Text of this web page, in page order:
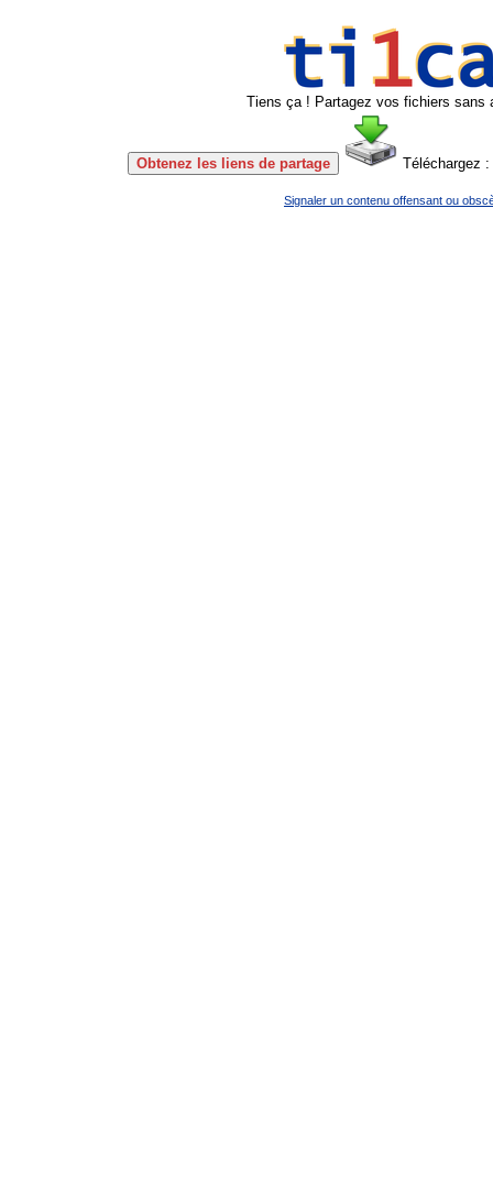
Tiens ça ! Partagez vos fichiers sans
Obtenez les liens de partage Téléchargez :
Signaler un contenu offensant ou